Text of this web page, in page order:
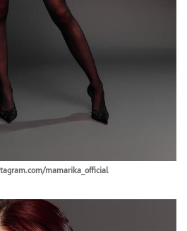
mamarika_official